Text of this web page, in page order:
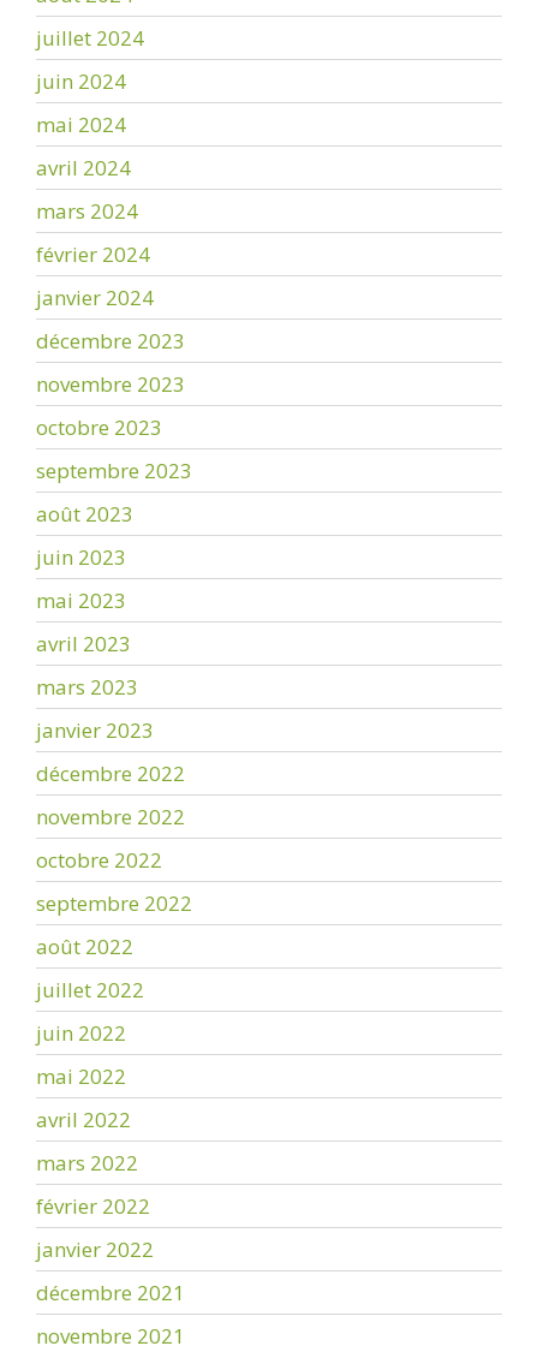
juillet 2024
juin 2024
mai 2024
avril 2024
mars 2024
février 2024
janvier 2024
décembre 2023
novembre 2023
octobre 2023
septembre 2023
août 2023
juin 2023
mai 2023
avril 2023
mars 2023
janvier 2023
décembre 2022
novembre 2022
octobre 2022
septembre 2022
août 2022
juillet 2022
juin 2022
mai 2022
avril 2022
mars 2022
février 2022
janvier 2022
décembre 2021
novembre 2021